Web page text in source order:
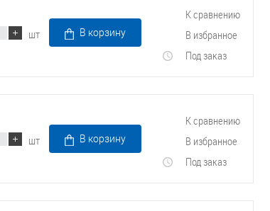
шт В корзину
К сравнению
В избранное
Под заказ
шт В корзину
К сравнению
В избранное
Под заказ